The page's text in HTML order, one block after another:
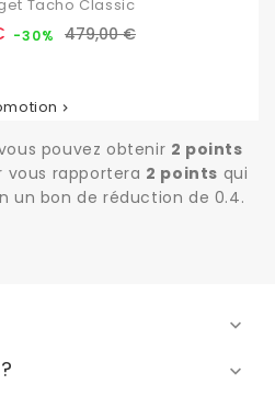
Tacho Classic
-30% Prix
479,00 €

pouvez obtenir 2 points
vous rapportera 2 points qui
un bon de réduction de 0.4.

